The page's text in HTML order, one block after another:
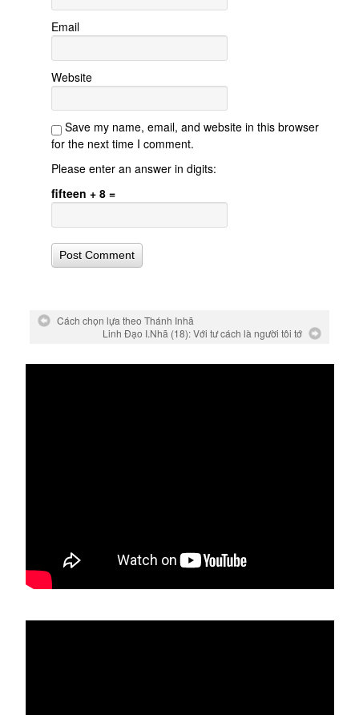
Email
Website
Save my name, email, and website in this browser
for the next time I comment.
Please enter an answer in digits:
fifteen + 8 =
Cách chọn lựa theo Thánh Inhã
Linh Đạo I.Nhã (18): Với tư cách là người tôi tớ